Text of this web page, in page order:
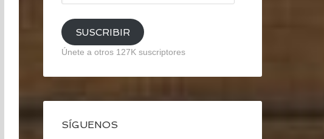
email
SUSCRIBIR
Únete a otros 127K suscriptores
SÍGUENOS